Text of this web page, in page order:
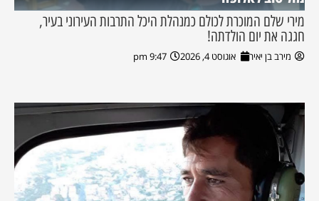
מירי שלם המוכרת לכולם כמנהלת היכל התרבות העירוני בעיר,
חגגה את יום הולדתה!
מירב בן יאיר אוגוסט 4, 2026 9:47 pm